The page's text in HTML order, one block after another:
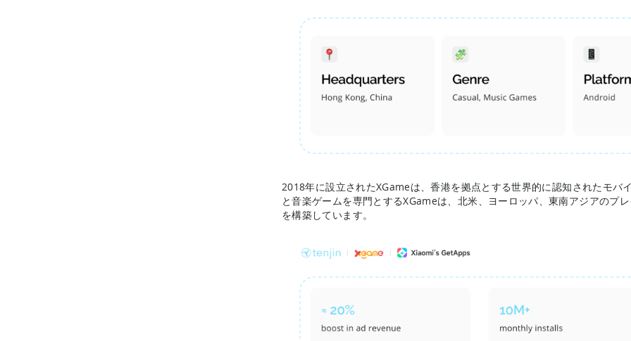
2018年に設立されたXGameは、香港を拠点とする世界的に認知されたモバ
と音楽ゲームを専門とするXGameは、北米、ヨーロッパ、東南アジアのプ
を構築しています。